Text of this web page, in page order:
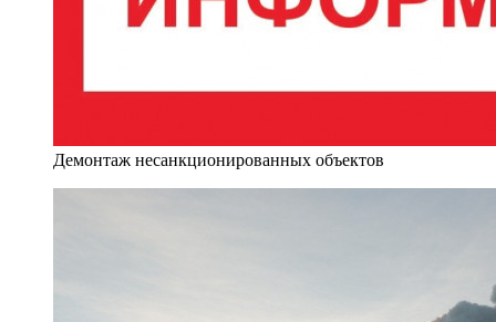
Демонтаж несанкционированных объектов